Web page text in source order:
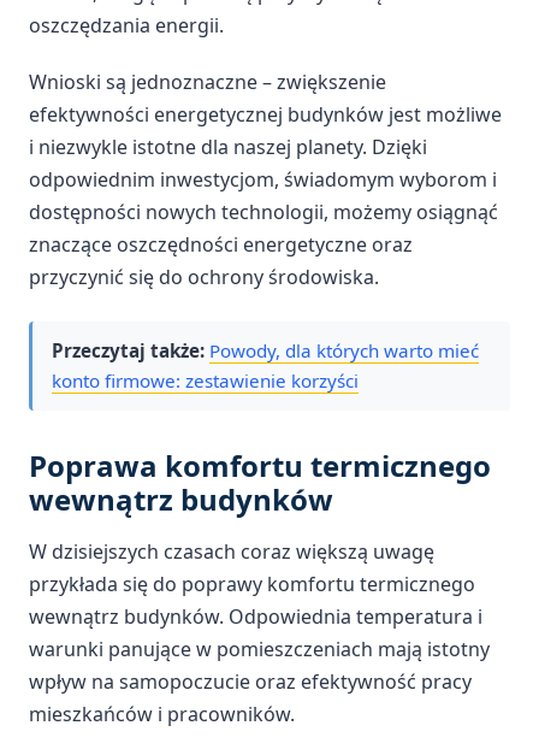
oszczędzania energii.
Wnioski są jednoznaczne – zwiększenie
efektywności energetycznej budynków jest możliwe
i niezwykle istotne dla naszej planety. Dzięki
odpowiednim inwestycjom, świadomym wyborom i
dostępności nowych technologii, możemy osiągnąć
znaczące oszczędności energetyczne oraz
przyczynić się do ochrony środowiska.
Przeczytaj także: Powody, dla których warto mieć
konto firmowe: zestawienie korzyści
Poprawa komfortu termicznego
wewnątrz budynków
W dzisiejszych czasach coraz większą uwagę
przykłada się do poprawy komfortu termicznego
wewnątrz budynków. Odpowiednia temperatura i
warunki panujące w pomieszczeniach mają istotny
wpływ na samopoczucie oraz efektywność pracy
mieszkańców i pracowników.